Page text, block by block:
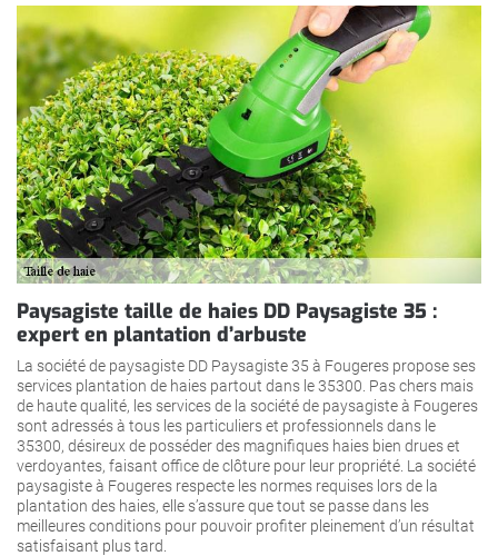
Paysagiste taille de haies DD Paysagiste 35 :
expert en plantation d’arbuste
La société de paysagiste DD Paysagiste 35 à Fougeres propose ses
services plantation de haies partout dans le 35300. Pas chers mais
de haute qualité, les services de la société de paysagiste à Fougeres
sont adressés à tous les particuliers et professionnels dans le
35300, désireux de posséder des magnifiques haies bien drues et
verdoyantes, faisant office de clôture pour leur propriété. La société
paysagiste à Fougeres respecte les normes requises lors de la
plantation des haies, elle s’assure que tout se passe dans les
meilleures conditions pour pouvoir profiter pleinement d’un résultat
satisfaisant plus tard.